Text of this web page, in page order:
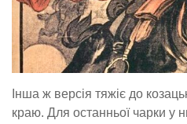
Інша ж версія тяжіє до
краю. Для останньої чарки у